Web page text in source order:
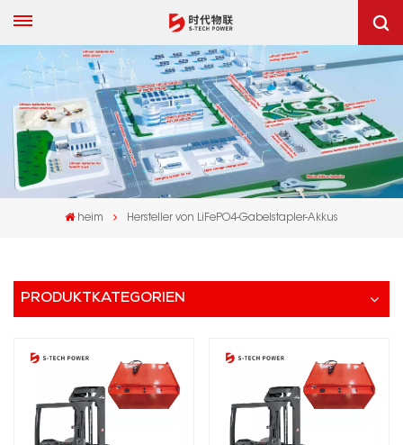
heim Hersteller von LiFePO4-Gabelstapler-Akkus
PRODUKTKATEGORIEN